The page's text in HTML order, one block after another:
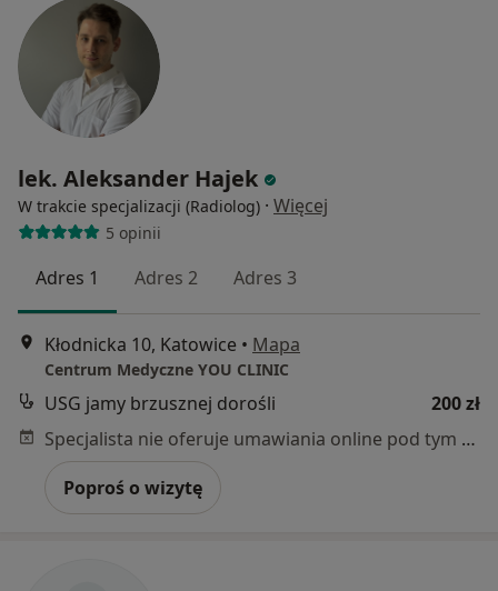
lek. Aleksander Hajek
W trakcie specjalizacji (Radiolog) · Więcej
5 opinii
Adres 1 Adres 2 Adres 3
Kłodnicka 10, Katowice • Mapa
Centrum Medyczne YOU CLINIC
USG jamy brzusznej dorośli
200 zł
Specjalista nie oferuje umawiania online pod tym adresem.
Poproś o wizytę